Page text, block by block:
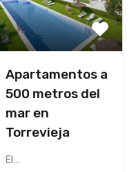
Apartamentos a
500 metros del
mar en
Torrevieja
El…